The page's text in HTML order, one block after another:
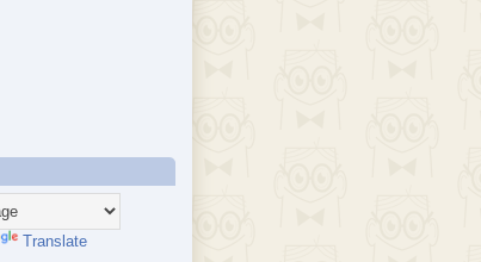
Translate